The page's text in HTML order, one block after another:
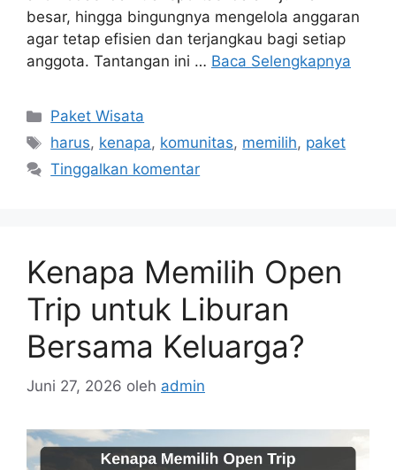
besar, hingga bingungnya mengelola anggaran
agar tetap efisien dan terjangkau bagi setiap
anggota. Tantangan ini … Baca Selengkapnya
Kategori
Paket Wisata
Tag
harus, kenapa, komunitas, memilih, paket
Tinggalkan komentar
Kenapa Memilih Open
Trip untuk Liburan
Bersama Keluarga?
Juni 27, 2026 oleh admin